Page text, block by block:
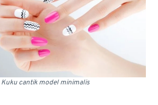
Kuku cantik model minimalis